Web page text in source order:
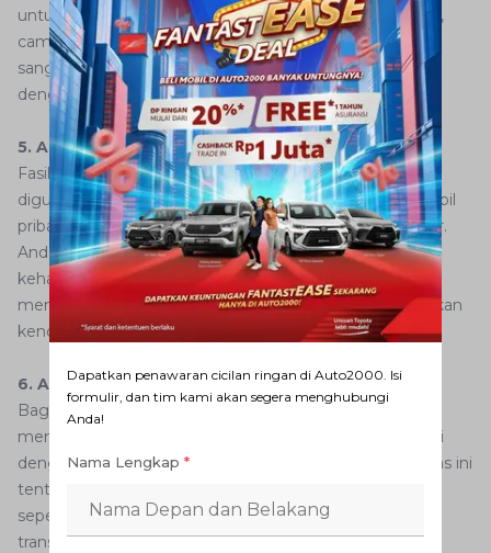
untuk membeli keperluan mendesak seperti air mineral,
camilan, atau barang kebutuhan sehari-hari lainnya. Ini
sangat berguna ketika Anda membutuhkan sesuatu
dengan cepat tanpa harus mencari di luar area jalan tol.
5. Area Parkir Luas
Fasilitas parkir yang luas membuatrest areani nyaman
digunakan oleh berbagai jenis kendaraan, mulai dari mobil
pribadi seperti mobilhatchback, bus, hingga truk besar.
Anda bisa beristirahat dengan tenang tanpa khawatir
kehabisan tempat parkir. Area parkir yang aman juga
memberikan rasa nyaman bagi Anda untuk meninggalkan
kendaraan saat ingin beristirahat.
6. ATM dan Pengisian E-Toll
Bagi Anda yang memerlukan uang tunai atau ingin
mengisi saldo
Cikampek juga dilengkapi
dengan mesin ATM dan layanan pengisian
. Fasilitas ini
tentunya sangat memudahkan, terutama di era digital
seperti sekarang yang lebih banyak menggunakan
transaksi non-tunai.
Dapatkan penawaran cicilan ringan di Auto2000. Isi
formulir, dan tim kami akan segera menghubungi
Anda!
Nama Lengkap *